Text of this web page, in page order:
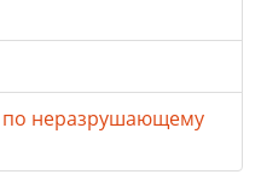
по неразрушающему